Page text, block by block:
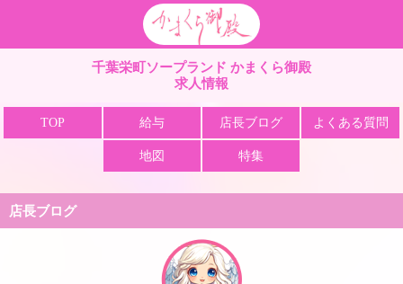
千葉栄町ソープランド かまくら御殿
求人情報
TOP 給与 店長ブログ よくある質問
地図 特集
店長ブログ